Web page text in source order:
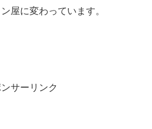
屋に変わっています。
サーリンク